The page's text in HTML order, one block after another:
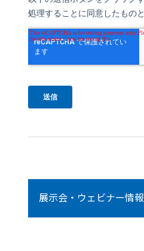
展示会・ウェビナー情報